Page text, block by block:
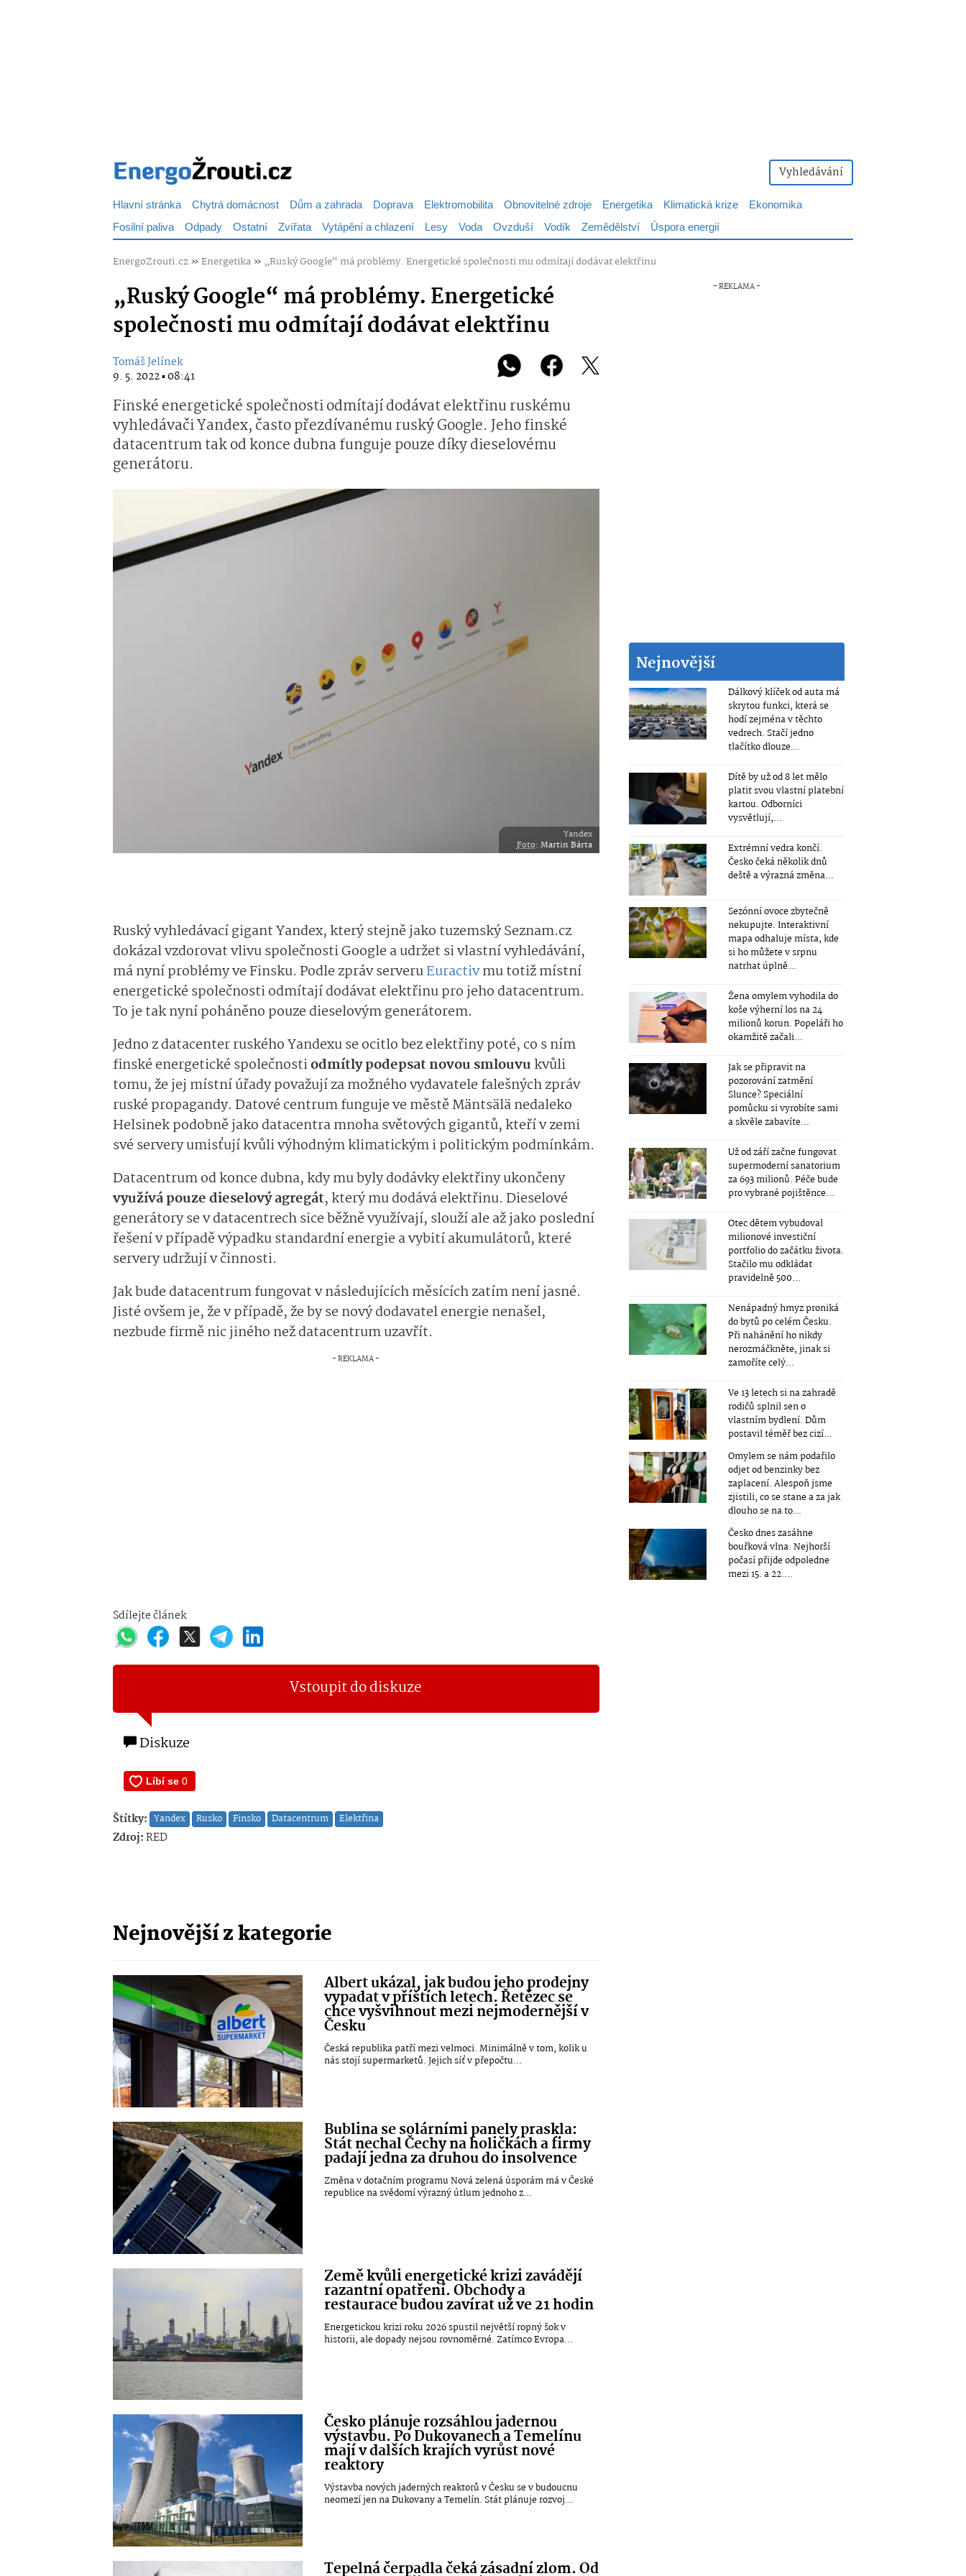
Vyhledávání
Hlavní stránka Chytrá domácnost Dům a zahrada Doprava Elektromobilita Obnovitelné zdroje Energetika Klimatická krize
Ekonomika
Fosilní paliva Odpady Ostatní Zvířata Vytápění a chlazení Lesy Voda Ovzduší Vodík Zemědělství Úspora energií
EnergoZrouti.cz»Energetika» „Ruský Google“ má problémy. Energetické společnosti mu odmítají dodávat elektřinu
„Ruský Google“ má problémy. Energetické
společnosti mu odmítají dodávat elektřinu
Tomáš Jelínek
9. 5. 2022 ▪ 08:41
Finské energetické společnosti odmítají dodávat elektřinu ruskému
vyhledávači Yandex, často přezdívanému ruský Google. Jeho finské
datacentrum tak od konce dubna funguje pouze díky dieselovému
generátoru.
Yandex
Foto: Martin Bárta
Ruský vyhledávací gigant Yandex, který stejně jako tuzemský Seznam.cz
dokázal vzdorovat vlivu společnosti Google a udržet si vlastní vyhledávání,
má nyní problémy ve Finsku. Podle zpráv serveruEuractivmu totiž místní
energetické společnosti odmítají dodávat elektřinu pro jeho datacentrum.
To je tak nyní poháněno pouze dieselovým generátorem.
Jedno z datacenter ruského Yandexu se ocitlo bez elektřiny poté, co s ním
finské energetické společnostiodmítly podepsat novou smlouvu kvůli
tomu, že jej místní úřady považují za možného vydavatele falešných zpráv
ruské propagandy. Datové centrum funguje ve městě Mäntsälä nedaleko
Helsinek podobně jako datacentra mnoha světových gigantů, kteří v zemi
své servery umisťují kvůli výhodným klimatickým i politickým podmínkám.
Datacentrum od konce dubna, kdy mu byly dodávky elektřiny ukončeny
využívá pouze dieselový agregát, který mu dodává elektřinu. Dieselové
generátory se v datacentrech sice běžně využívají, slouží ale až jako poslední
řešení v případě výpadku standardní energie a vybití akumulátorů, které
servery udržují v činnosti.
Jak bude datacentrum fungovat v následujících měsících zatím není jasné.
Jisté ovšem je, že v případě, že by se nový dodavatel energie nenašel,
nezbude firmě nic jiného než datacentrum uzavřít.
Sdílejte článek
Vstoupit do diskuze
Diskuze
Štítky: Yandex Rusko Finsko Datacentrum Elektřina
Zdroj:RED
Nejnovější z kategorie
Albert ukázal, jak budou jeho prodejny
vypadat v příštích letech. Řetězec se
chce vyšvihnout mezi nejmodernější v
Česku
Česká republika patří mezi velmoci. Minimálně v tom, kolik u
nás stojí supermarketů. Jejich síť v přepočtu...
Bublina se solárními panely praskla:
Stát nechal Čechy na holičkách a firmy
padají jedna za druhou do insolvence
Změna v dotačním programu Nová zelená úsporám má v České
republice na svědomí výrazný útlum jednoho z...
Země kvůli energetické krizi zavádějí
razantní opatření. Obchody a
restaurace budou zavírat už ve 21 hodin
Energetickou krizi roku 2026 spustil největší ropný šok v
historii, ale dopady nejsou rovnoměrné. Zatímco Evropa...
Česko plánuje rozsáhlou jadernou
výstavbu. Po Dukovanech a Temelínu
mají v dalších krajích vyrůst nové
reaktory
Výstavba nových jaderných reaktorů v Česku se v budoucnu
neomezí jen na Dukovany a Temelín. Stát plánuje rozvoj...
Tepelná čerpadla čeká zásadní zlom. Od
Nejnovější
Dálkový klíček od auta má
skrytou funkci, která se
hodí zejména v těchto
vedrech. Stačí jedno
tlačítko dlouze...
Dítě by už od 8 let mělo
platit svou vlastní platební
kartou. Odborníci
vysvětlují,...
Extrémní vedra končí.
Česko čeká několik dnů
deště a výrazná změna...
Sezónní ovoce zbytečně
nekupujte. Interaktivní
mapa odhaluje místa, kde
si ho můžete v srpnu
natrhat úplně...
Žena omylem vyhodila do
koše výherní los na 24
milionů korun. Popeláři ho
okamžitě začali...
Jak se připravit na
pozorování zatmění
Slunce? Speciální
pomůcku si vyrobíte sami
a skvěle zabavíte...
Už od září začne fungovat
supermoderní sanatorium
za 693 milionů. Péče bude
pro vybrané pojištěnce...
Otec dětem vybudoval
milionové investiční
portfolio do začátku života.
Stačilo mu odkládat
pravidelně 500...
Nenápadný hmyz proniká
do bytů po celém Česku.
Při nahánění ho nikdy
nerozmáčkněte, jinak si
zamoříte celý...
Ve 13 letech si na zahradě
rodičů splnil sen o
vlastním bydlení. Dům
postavil téměř bez cizí...
Omylem se nám podařilo
odjet od benzinky bez
zaplacení. Alespoň jsme
zjistili, co se stane a za jak
dlouho se na to...
Česko dnes zasáhne
bouřková vlna. Nejhorší
počasí přijde odpoledne
mezi 15. a 22....